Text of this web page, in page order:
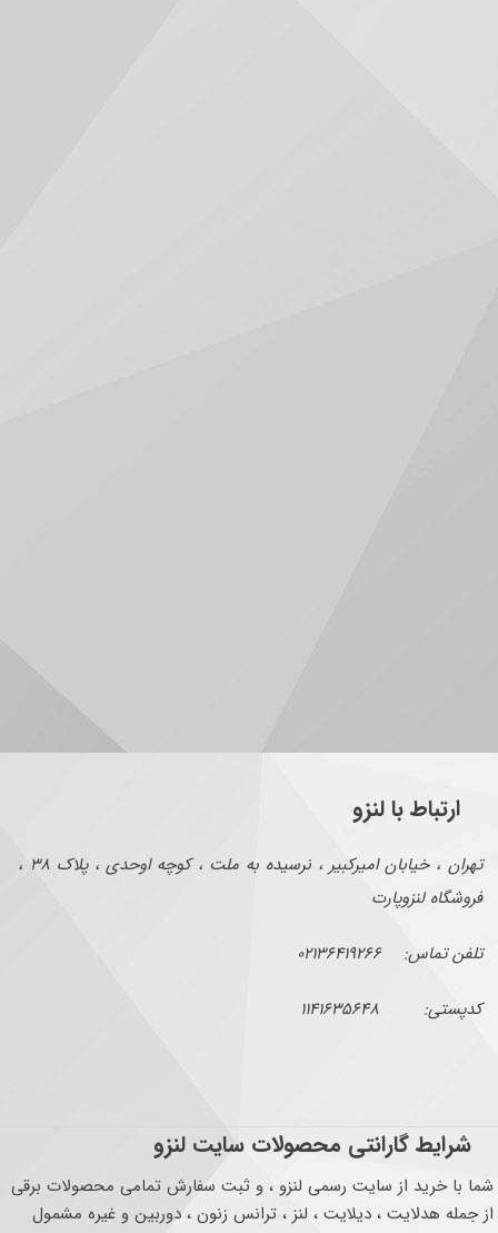
ارتباط با لنزو
تهران ، خیابان امیرکبیر ، نرسیده به ملت ، کوچه اوحدی ، پلاک ۳۸ ،
فروشگاه لنزوپارت
تلفن تماس: ۰۲۱۳۶۴۱۹۲۶۶
کدپستی: ۱۱۴۱۶۳۵۶۴۸
شرایط گارانتی محصولات سایت لنزو
شما با خرید از سایت رسمی لنزو ، و ثبت سفارش تمامی محصولات برقی
از جمله هدلایت ، دیلایت ، لنز ، ترانس زنون ، دوربین و غیره مشمول